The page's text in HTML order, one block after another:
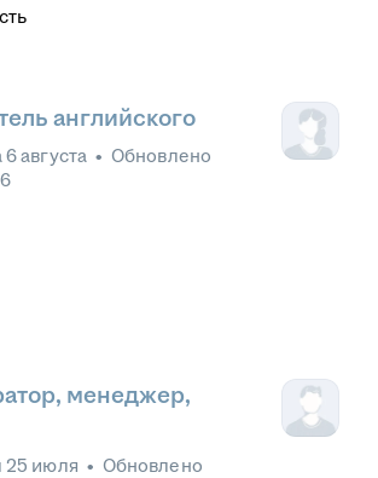
английского
6 августа • Обновлено
менеджер,
25 июля • Обновлено